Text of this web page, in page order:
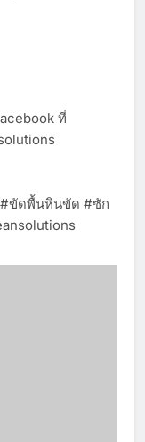
ที่
ขัดพื้นหินขัด #ซัก